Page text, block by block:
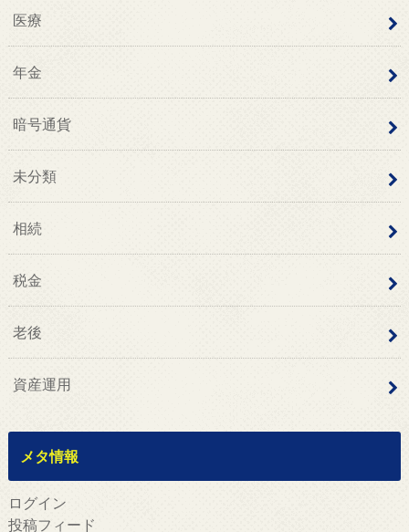
医療
年金
暗号通貨
未分類
相続
税金
老後
資産運用
メタ情報
ログイン
投稿フィード